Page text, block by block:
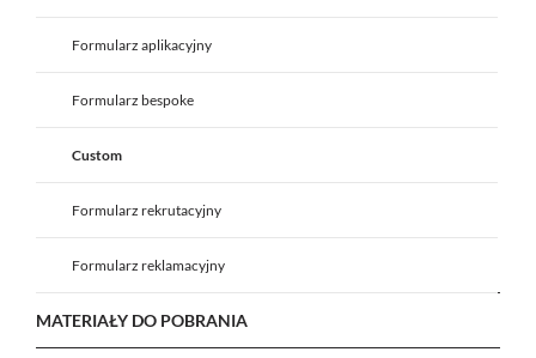
Formularz aplikacyjny
Formularz bespoke
Custom
Formularz rekrutacyjny
Formularz reklamacyjny
MATERIAŁY DO POBRANIA